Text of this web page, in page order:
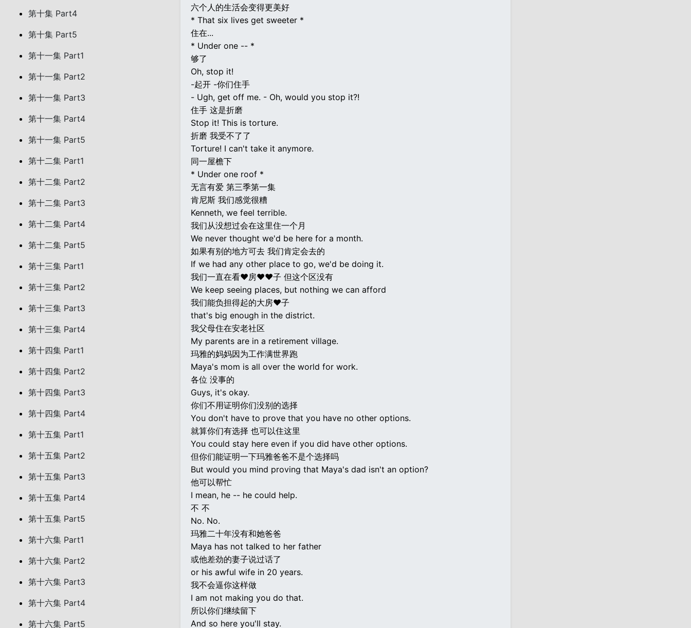
第十集 Part4
第十集 Part5
第十一集 Part1
第十一集 Part2
第十一集 Part3
第十一集 Part4
第十一集 Part5
第十二集 Part1
第十二集 Part2
第十二集 Part3
第十二集 Part4
第十二集 Part5
第十三集 Part1
第十三集 Part2
第十三集 Part3
第十三集 Part4
第十四集 Part1
第十四集 Part2
第十四集 Part3
第十四集 Part4
第十五集 Part1
第十五集 Part2
第十五集 Part3
第十五集 Part4
第十五集 Part5
第十六集 Part1
第十六集 Part2
第十六集 Part3
第十六集 Part4
第十六集 Part5
六个人的生活会变得更美好
* That six lives get sweeter *
住在...
* Under one -- *
够了
Oh, stop it!
-起开 -你们住手
- Ugh, get off me. - Oh, would you stop it?!
住手 这是折磨
Stop it! This is torture.
折磨 我受不了了
Torture! I can't take it anymore.
同一屋檐下
* Under one roof *
无言有爱 第三季第一集
肯尼斯 我们感觉很糟
Kenneth, we feel terrible.
我们从没想过会在这里住一个月
We never thought we'd be here for a month.
如果有别的地方可去 我们肯定会去的
If we had any other place to go, we'd be doing it.
我们一直在看♥房♥♥子 但这个区没有
We keep seeing places, but nothing we can afford
我们能负担得起的大房♥子
that's big enough in the district.
我父母住在安老社区
My parents are in a retirement village.
玛雅的妈妈因为工作满世界跑
Maya's mom is all over the world for work.
各位 没事的
Guys, it's okay.
你们不用证明你们没别的选择
You don't have to prove that you have no other options.
就算你们有选择 也可以住这里
You could stay here even if you did have other options.
但你们能证明一下玛雅爸爸不是个选择吗
But would you mind proving that Maya's dad isn't an option?
他可以帮忙
I mean, he -- he could help.
不 不
No. No.
玛雅二十年没有和她爸爸
Maya has not talked to her father
或他差劲的妻子说过话了
or his awful wife in 20 years.
我不会逼你这样做
I am not making you do that.
所以你们继续留下
And so here you'll stay.